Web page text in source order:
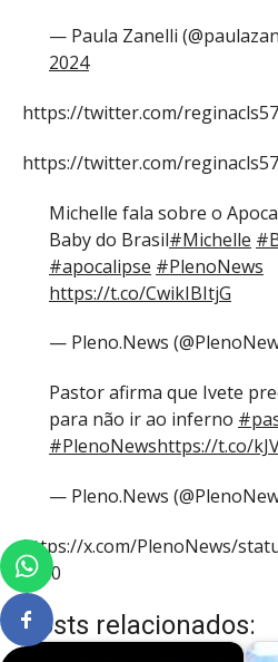
— Paula Zanelli
2024
https://twitter.com/
https://twitter.com/
Michelle fala sobre o
Baby do Brasil#Michelle
#apocalipse #PlenoNews
https://t.co/CwikIBItjG
— Pleno.News
Pastor afirma que Ivete
para não ir ao inferno
#PlenoNewshttps://t.co/
— Pleno.News
https://x.com/PlenoNews/
s=20
Posts relacionados: